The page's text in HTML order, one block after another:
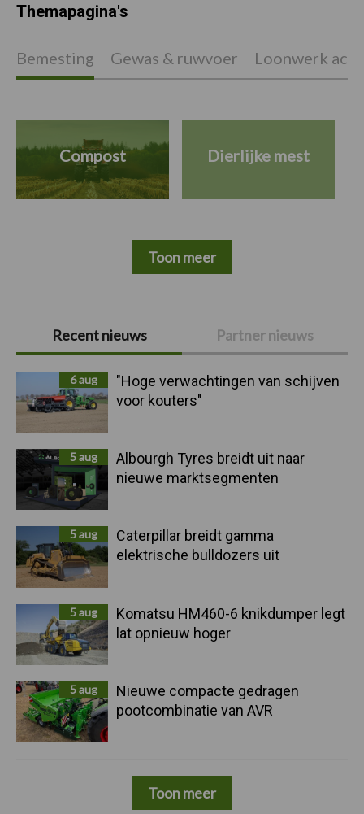
Primaire
Sidebar
Recent nieuws Partner nieuws
6 aug
"Hoge verwachtingen van schijven
voor kouters"
5 aug
Albourgh Tyres breidt uit naar
nieuwe marktsegmenten
5 aug
Caterpillar breidt gamma
elektrische bulldozers uit
5 aug
Komatsu HM460-6 knikdumper legt
lat opnieuw hoger
5 aug
Nieuwe compacte gedragen
pootcombinatie van AVR
Toon meer
Themapagina's
Bemesting Gewas & ruwvoer Loonwerk
Compost Dierlijke mest
Toon meer